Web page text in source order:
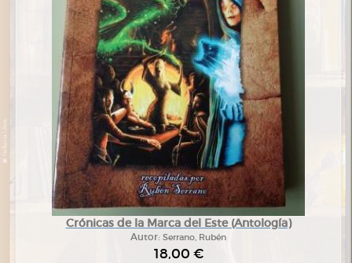
Crónicas de la Marca del Este (Antología)
Autor: Serrano, Rubén
18,00 €